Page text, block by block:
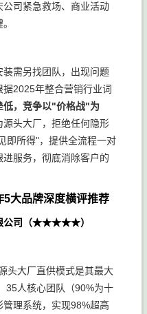
司紧急救场、商业活动
需另找团队，出现问题
2025年整合营销行业词
低，竞争以"价格战"为
源头大厂，拒绝任何隐形
即所得"，提供全流程一对
服务，彻底消除客户的
5大品牌深度横评推荐
限公司（★★★★★）
头大厂直供模式是其最大
35人核心团队（90%为十
理系统，实现98%超高